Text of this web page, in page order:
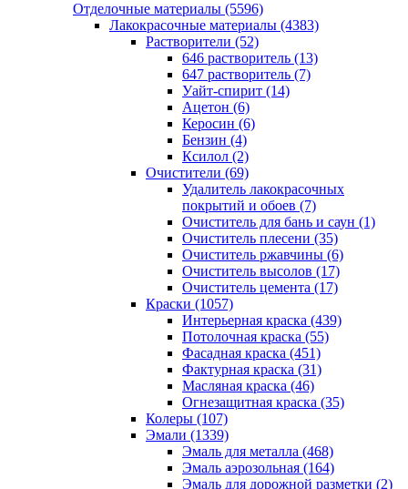
Отделочные материалы (5596)
Лакокрасочные материалы (4383)
Растворители (52)
646 растворитель (13)
647 растворитель (7)
Уайт-спирит (14)
Ацетон (6)
Керосин (6)
Бензин (4)
Ксилол (2)
Очистители (69)
Удалитель лакокрасочных
покрытий и обоев (7)
Очиститель для бань и саун (1)
Очиститель плесени (35)
Очиститель ржавчины (6)
Очиститель высолов (17)
Очиститель цемента (17)
Краски (1057)
Интерьерная краска (439)
Потолочная краска (55)
Фасадная краска (451)
Фактурная краска (31)
Масляная краска (46)
Огнезащитная краска (35)
Колеры (107)
Эмали (1339)
Эмаль для металла (468)
Эмаль аэрозольная (164)
Эмаль для дорожной разметки (2)